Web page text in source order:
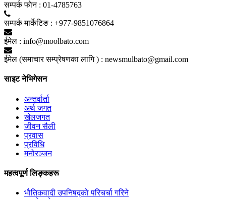
सम्पर्क फाेन : 01-4785763
सम्पर्क मार्केटिङ : +977-9851076864
ईमेल : info@moolbato.com
ईमेल (समाचार सम्प्रेषणका लागि ) : newsmulbato@gmail.com
साइट नेभिगेसन
अन्तर्वार्ता
अर्थ जगत
खेलजगत
जीवन सैली
प्रवास
प्रविधि
मनोरञ्जन
महत्वपूर्ण लिङ्कहरू
भाैतिकवादी उपनिषद्काे परिचर्चा गरिने